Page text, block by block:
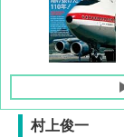
村上俊一